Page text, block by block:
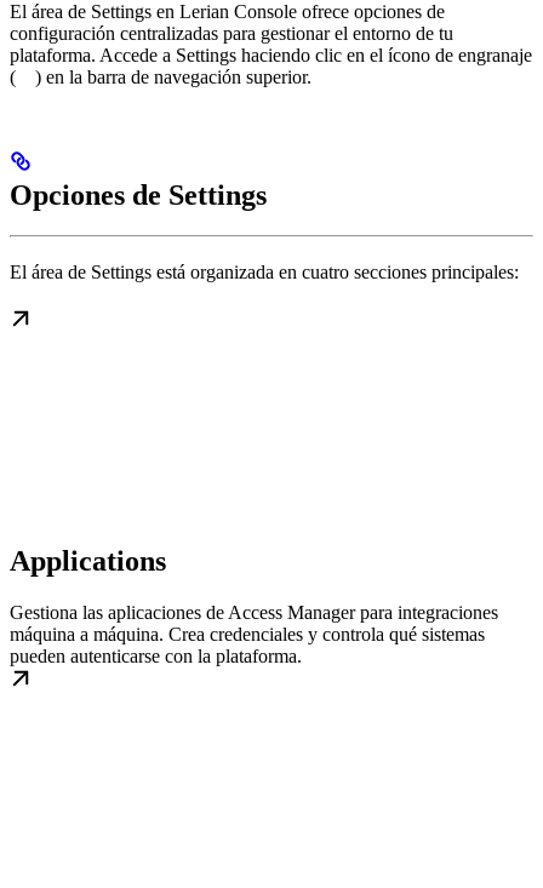
El área de Settings en Lerian Console ofrece opciones de
configuración centralizadas para gestionar el entorno de tu
plataforma. Accede a Settings haciendo clic en el ícono de engranaje
(
) en la barra de navegación superior.
Opciones de Settings
El área de Settings está organizada en cuatro secciones principales:
Applications
Gestiona las aplicaciones de Access Manager para integraciones
máquina a máquina. Crea credenciales y controla qué sistemas
pueden autenticarse con la plataforma.